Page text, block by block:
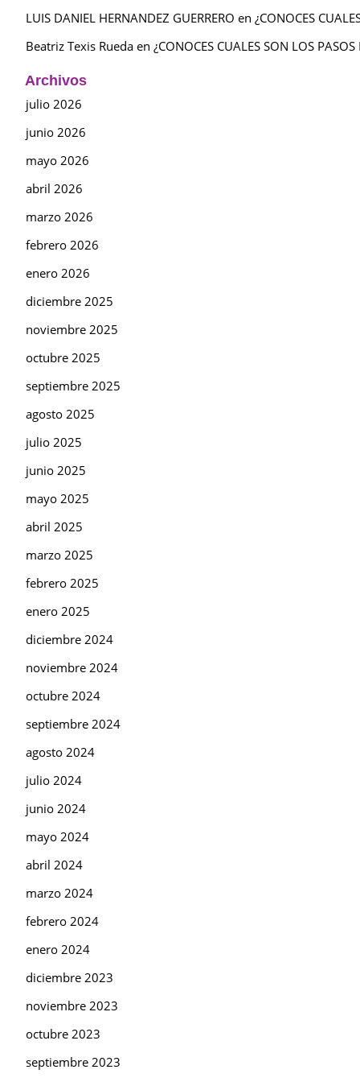
LUIS DANIEL HERNANDEZ GUERRERO en ¿CONOCES
Beatriz Texis Rueda en ¿CONOCES CUALES SON LOS PASOS
Archivos
julio 2026
junio 2026
mayo 2026
abril 2026
marzo 2026
febrero 2026
enero 2026
diciembre 2025
noviembre 2025
octubre 2025
septiembre 2025
agosto 2025
julio 2025
junio 2025
mayo 2025
abril 2025
marzo 2025
febrero 2025
enero 2025
diciembre 2024
noviembre 2024
octubre 2024
septiembre 2024
agosto 2024
julio 2024
junio 2024
mayo 2024
abril 2024
marzo 2024
febrero 2024
enero 2024
diciembre 2023
noviembre 2023
octubre 2023
septiembre 2023